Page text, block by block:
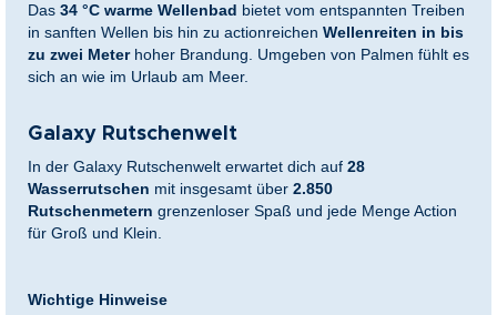
Das 34 °C warme Wellenbad bietet vom entspannten Treiben
in sanften Wellen bis hin zu actionreichen Wellenreiten in bis
zu zwei Meter hoher Brandung. Umgeben von Palmen fühlt es
sich an wie im Urlaub am Meer.
Galaxy Rutschenwelt
In der Galaxy Rutschenwelt erwartet dich auf 28
Wasserrutschen mit insgesamt über 2.850
Rutschenmetern grenzenloser Spaß und jede Menge Action
für Groß und Klein.
Wichtige Hinweise